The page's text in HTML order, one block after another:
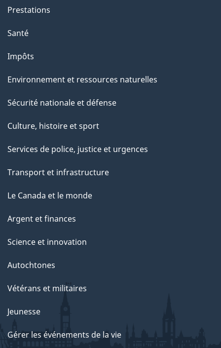
Prestations
Santé
Impôts
Environnement et ressources naturelles
Sécurité nationale et défense
Culture, histoire et sport
Services de police, justice et urgences
Transport et infrastructure
Le Canada et le monde
Argent et finances
Science et innovation
Autochtones
Vétérans et militaires
Jeunesse
Gérer les événements de la vie